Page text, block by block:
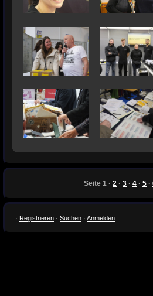
Seite 1 · 2 · 3 · 4 · 5 ·
· Registrieren · Suchen · Anmelden